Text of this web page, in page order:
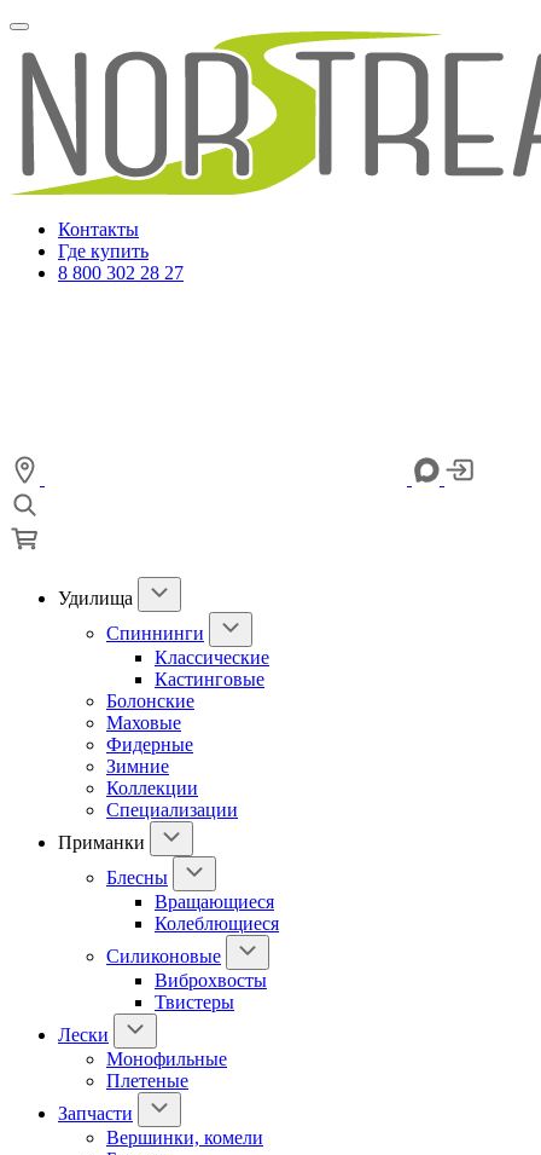
Контакты
Где купить
8 800 302 28 27
Удилища
Спиннинги
Классические
Кастинговые
Болонские
Маховые
Фидерные
Зимние
Коллекции
Специализации
Приманки
Блесны
Вращающиеся
Колеблющиеся
Силиконовые
Виброхвосты
Твистеры
Лески
Монофильные
Плетеные
Запчасти
Вершинки, комели